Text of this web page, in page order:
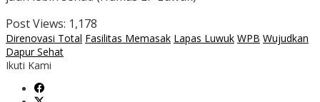
Post Views: 1,178
Direnovasi Total Fasilitas Memasak Lapas Luwuk WPB Wujudkan
Dapur Sehat
Ikuti Kami